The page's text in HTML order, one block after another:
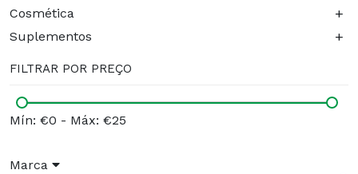
Cosmética +
Suplementos +
FILTRAR POR PREÇO
Mín: €0 - Máx: €25
Marca